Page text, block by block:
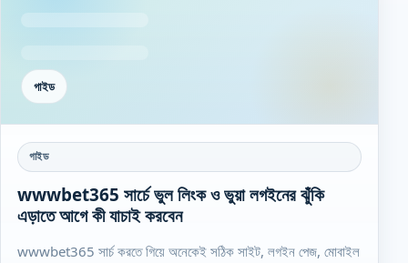
গাইড
গাইড
wwwbet365 সার্চে ভুল লিংক ও ভুয়া লগইনের ঝুঁকি
এড়াতে আগে কী যাচাই করবেন
wwwbet365 সার্চ করতে গিয়ে অনেকেই সঠিক সাইট, লগইন পেজ, মোবাইল